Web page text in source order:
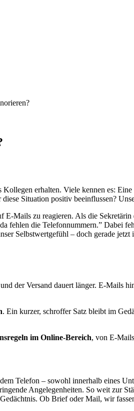
erhalten. Viele kennen es:
Situation positiv beeinflussen?
Mails zu reagieren. Als die
fehlen die Telefonnummern.” Dabei
Selbstwertgefühl – doch gerade jetzt
der Versand dauert länger. E-Mails
. Ein kurzer, schroffer Satz bleibt im
im Online-Bereich, von E-
Telefon – sowohl innerhalb eines
Angelegenheiten. So weit zur
Ob Brief oder Mail, wir